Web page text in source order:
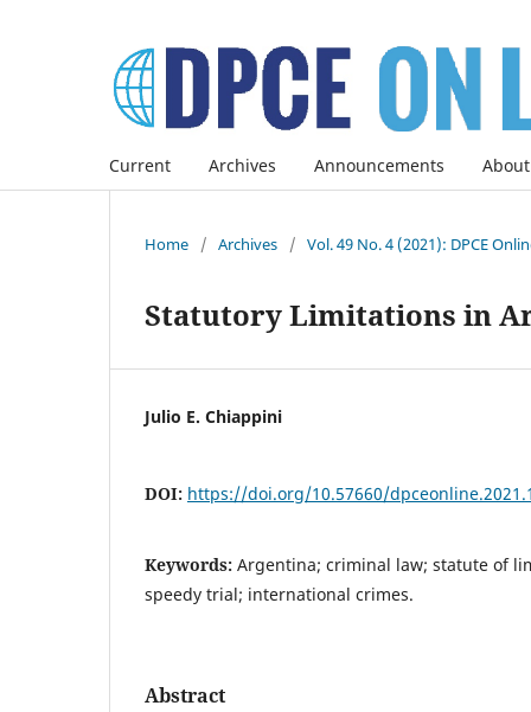
Current Archives Announcements
Home / Archives / Vol. 49 No. 4 (2021): DPCE
Statutory Limitations in
Julio E. Chiappini
DOI: https://doi.org/10.57660/
Keywords: Argentina; criminal law; statute of
speedy trial; international crimes.
Abstract